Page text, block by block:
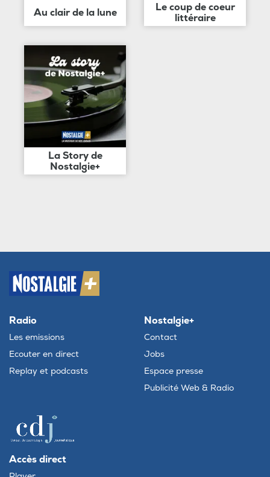
Au clair de la lune
Le coup de coeur
littéraire
La Story de
Nostalgie+
Radio
Les emissions
Ecouter en direct
Replay et podcasts
Nostalgie+
Contact
Jobs
Espace presse
Publicité Web & Radio
Accès direct